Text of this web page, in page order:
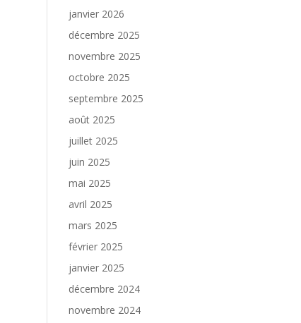
janvier 2026
décembre 2025
novembre 2025
octobre 2025
septembre 2025
août 2025
juillet 2025
juin 2025
mai 2025
avril 2025
mars 2025
février 2025
janvier 2025
décembre 2024
novembre 2024